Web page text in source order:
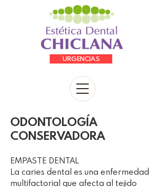
URGENCIAS
ODONTOLOGÍA
CONSERVADORA
EMPASTE DENTAL
La caries dental es una enfermedad
multifactorial que afecta al tejido